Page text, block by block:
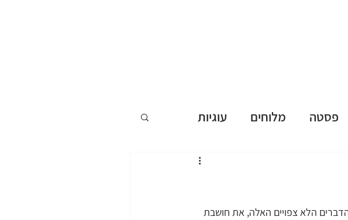
פסטה מלוחים עוגיות
ללא אפייה
גלידות וקפואים
הלא צפויים האלה, את חושבת